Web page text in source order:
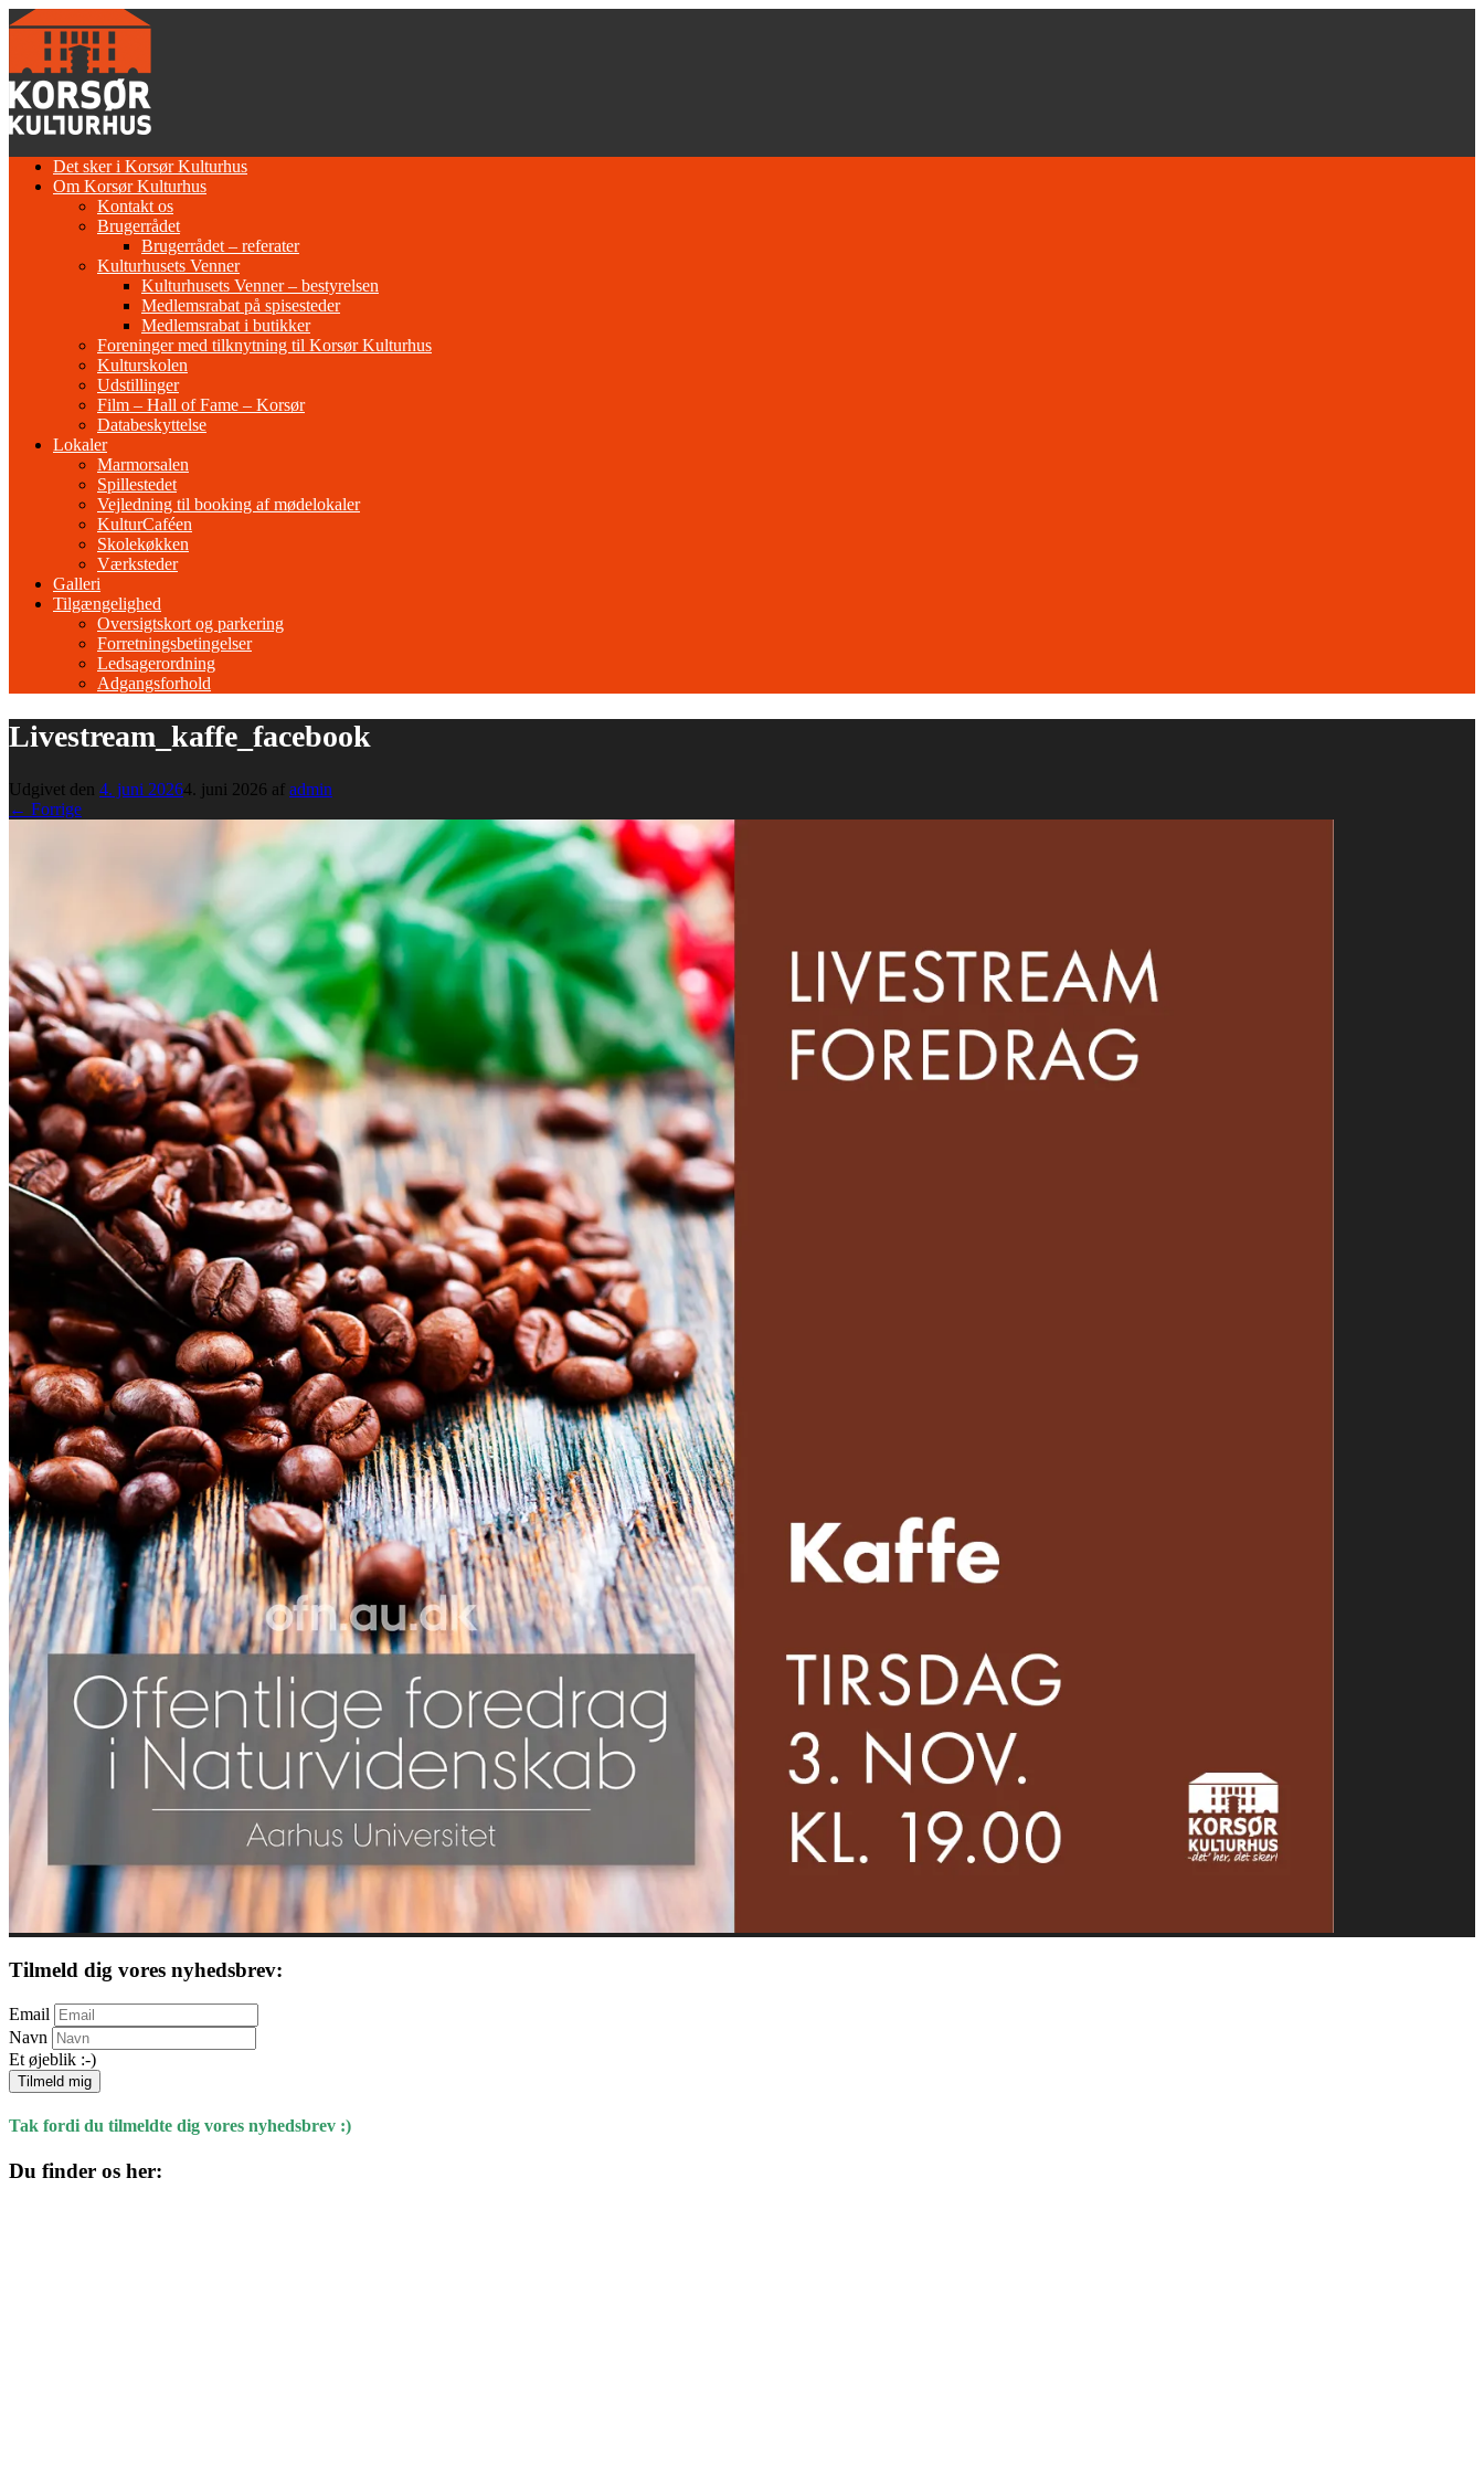
Gå
indhold
Det sker i Korsør Kulturhus
Om Korsør Kulturhus
Kontakt os
Brugerrådet
Brugerrådet – referater
Kulturhusets Venner
Kulturhusets Venner – bestyrelsen
Medlemsrabat på spisesteder
Medlemsrabat i butikker
Foreninger med tilknytning til Korsør Kulturhus
Kulturskolen
Udstillinger
Film – Hall of Fame – Korsør
Databeskyttelse
Lokaler
Marmorsalen
Spillestedet
Vejledning til booking af mødelokaler
KulturCaféen
Skolekøkken
Værksteder
Galleri
Tilgængelighed
Oversigtskort og parkering
Forretningsbetingelser
Ledsagerordning
Adgangsforhold
Livestream_kaffe_facebook
Udgivet den 4. juni 20264. juni 2026 af admin
← Forrige
Tilmeld dig vores nyhedsbrev:
Email
Navn
Et øjeblik :-)
Tilmeld mig
Tak fordi du tilmeldte dig vores nyhedsbrev :)
Du finder os her: